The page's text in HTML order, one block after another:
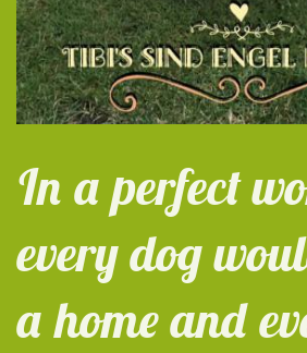
In a perfect
every dog
a home and